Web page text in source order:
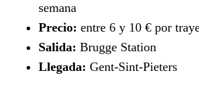
semana
Precio: entre 6 y 10 € por
Salida: Brugge Station
Llegada: Gent-Sint-Pieters